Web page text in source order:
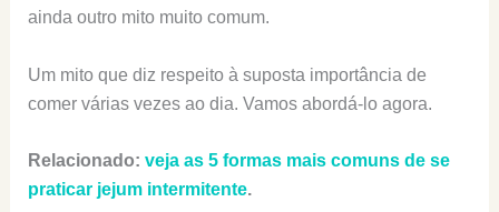
ainda outro mito muito comum.
Um mito que diz respeito à suposta importância de
comer várias vezes ao dia. Vamos abordá-lo agora.
Relacionado: veja as 5 formas mais comuns de se
praticar jejum intermitente.